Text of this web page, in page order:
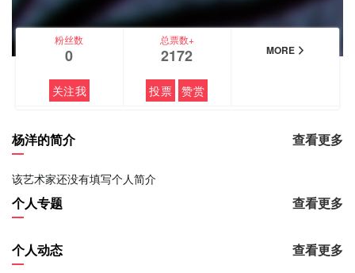
粉丝数
0
关注我
总票数+
2172
投票 赞赏
MORE
杨洋的简介 查看更多
该艺术家还没有填写个人简介
个人专题 查看更多
个人动态 查看更多